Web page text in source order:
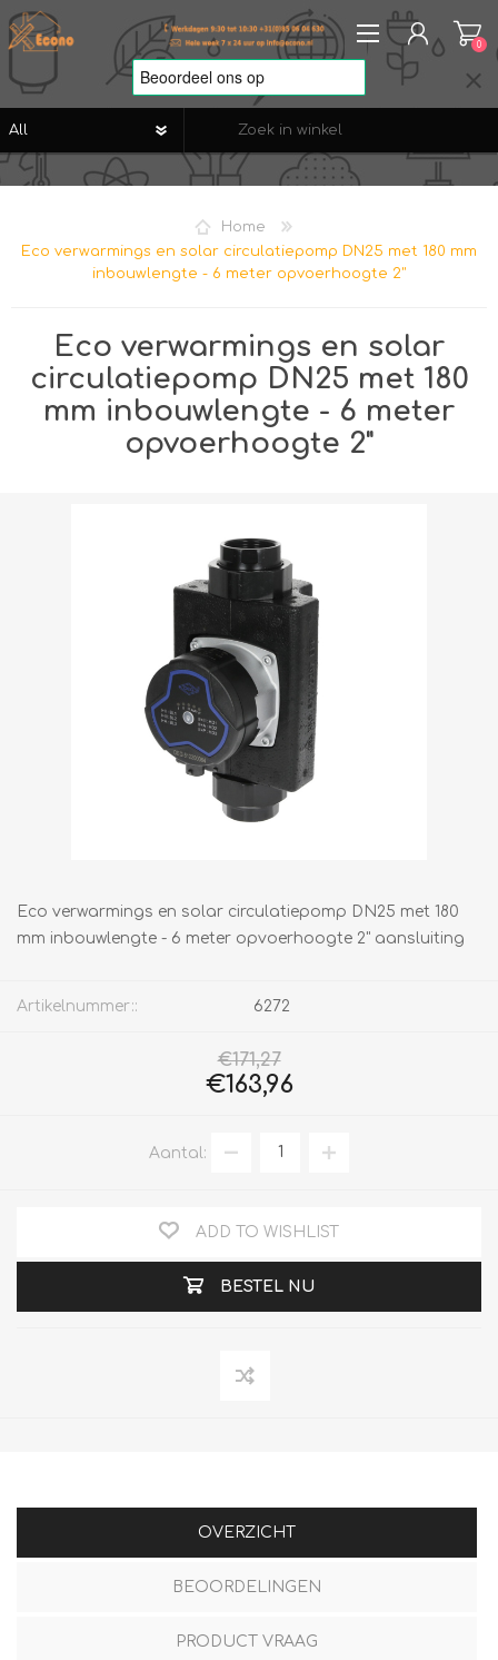
REGISTREREN
0
Home
Eco verwarmings en solar circulatiepomp DN25 met 180 mm
inbouwlengte - 6 meter opvoerhoogte 2"
Eco verwarmings en solar
circulatiepomp DN25 met 180
mm inbouwlengte - 6 meter
opvoerhoogte 2"
Eco verwarmings en solar circulatiepomp DN25 met 180
mm inbouwlengte - 6 meter opvoerhoogte 2" aansluiting
Artikelnummer:: 6272
€171,27
€163,96
Aantal:
ADD TO WISHLIST
BESTEL NU
OVERZICHT
BEOORDELINGEN
PRODUCT VRAAG